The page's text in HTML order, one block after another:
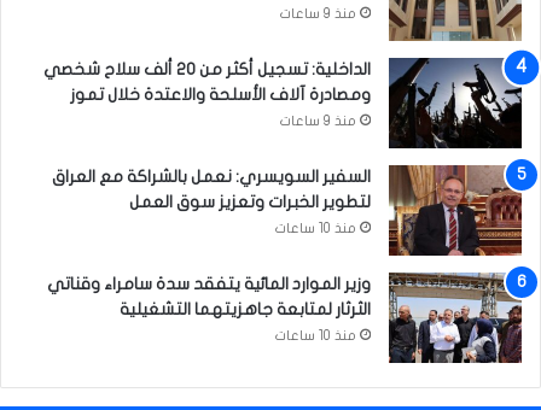
و
ز
1
2
ر
ا
ق
ب
ا
منذ 9 ساعات
الداخلية: تسجيل أكثر من 20 ألف سلاح شخصي
ومصادرة آلاف الأسلحة والاعتدة خلال تموز
منذ 9 ساعات
السفير السويسري: نعمل بالشراكة مع العراق
لتطوير الخبرات وتعزيز سوق العمل
منذ 10 ساعات
وزير الموارد المائية يتفقد سدة سامراء وقناتي
الثرثار لمتابعة جاهزيتهما التشغيلية
منذ 10 ساعات